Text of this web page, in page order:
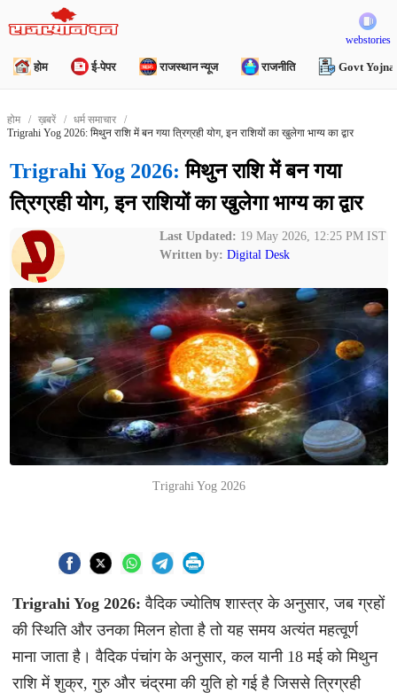
webstories
होम ई-पेपर राजस्थान न्यूज राजनीति Govt Yojna
होम ख़बरें
धर्म समाचार
Trigrahi Yog 2026: मिथुन राशि में बन गया त्रिग्रही योग, इन राशियों का खुलेगा भाग्य का द्वार
Trigrahi Yog 2026: मिथुन राशि में बन गया
त्रिग्रही योग, इन राशियों का खुलेगा भाग्य का द्वार
Last Updated: 19 May 2026, 12:25 PM IST
Written by: Digital Desk
Trigrahi Yog 2026
Trigrahi Yog 2026:वैदिक ज्योतिष शास्त्र के अनुसार, जब ग्रहों
की स्थिति और उनका मिलन होता है तो यह समय अत्यंत महत्वूर्ण
माना जाता है। वैदिक पंचांग के अनुसार, कल यानी 18 मई को मिथुन
राशि में शुक्र, गुरु और चंद्रमा की युति हो गई है जिससे त्रिग्रही